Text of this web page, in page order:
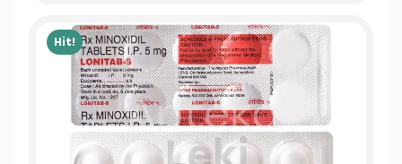
Hit!